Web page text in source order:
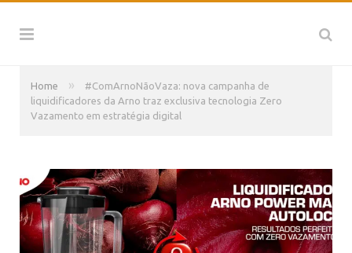
Home »
#ComArnoNãoVaza: nova campanha de
liquidificadores da Arno traz exclusiva tecnologia Zero
Vazamento em estratégia digital